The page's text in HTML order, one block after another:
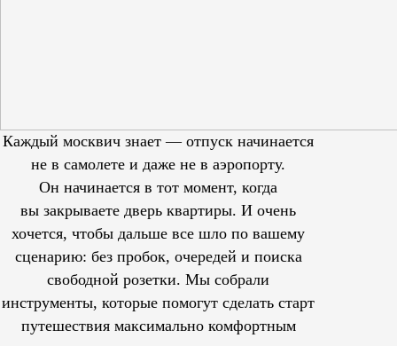
Каждый москвич знает — отпуск начинается
не в самолете и даже не в аэропорту.
Он начинается в тот момент, когда
вы закрываете дверь квартиры. И очень
хочется, чтобы дальше все шло по вашему
сценарию: без пробок, очередей и поиска
свободной розетки. Мы собрали
инструменты, которые помогут сделать старт
путешествия максимально комфортным